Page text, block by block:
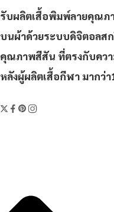
รับผลิตเสื้อพิมพ์ลายคุณภ
บนผ้าด้วยระบบดิจิตอลส
คุณภาพสีสัน ที่ตรงกับควา
หลังผู้ผลิตเสื้อกีฬา มากว่า